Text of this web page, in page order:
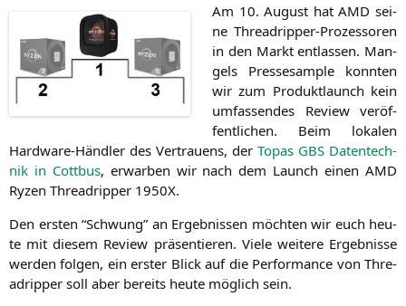
Am 10. August hatAMD sei­
ne Thre­ad­rip­per-Pro­zes­so­ren
in den Markt ent­las­sen. Man­
gels Pres­se­sam­ple konn­ten
wir zum Pro­dukt­launch kein
umfas­sen­des Review ver­öf­
fent­li­chen. Beim loka­len
Hard­ware-Händ­ler des Ver­trau­ens, der Topas GBS Daten­tech­
nik in Cott­bus, erwar­ben wir nach dem Launch einenAMD
Ryzen Thre­ad­rip­per 1950X.
Den ers­ten “Schwung” an Ergeb­nis­sen möch­ten wir euch heu­
te mit die­sem Review prä­sen­tie­ren. Vie­le wei­te­re Ergeb­nis­se
wer­den fol­gen, ein ers­ter Blick auf die Per­for­mance von Thre­
ad­rip­per soll aber bereits heu­te mög­lich sein.